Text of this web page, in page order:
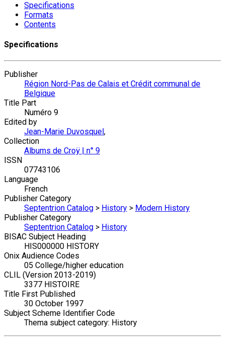
Specifications
Formats
Contents
Specifications
Publisher
Région Nord-Pas de Calais et Crédit communal de
Belgique
Title Part
Numéro 9
Edited by
Jean-Marie Duvosquel,
Collection
Albums de Croÿ | n° 9
ISSN
07743106
Language
French
Publisher Category
Septentrion Catalog > History > Modern History
Publisher Category
Septentrion Catalog > History
BISAC Subject Heading
HIS000000 HISTORY
Onix Audience Codes
05 College/higher education
CLIL (Version 2013-2019)
3377 HISTOIRE
Title First Published
30 October 1997
Subject Scheme Identifier Code
Thema subject category: History